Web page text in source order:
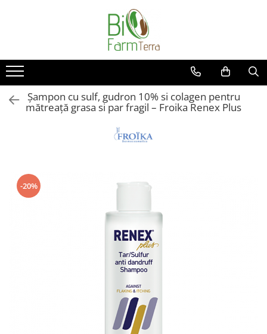
Anti age
Curatare ten
Protectie solara
Farma Dorsch
Froika
Ibizaloe
Zuccari
Șampon cu sulf, gudron 10% si colagen pentru
mătreață grasa si par fragil – Froika Renex Plus
-20%